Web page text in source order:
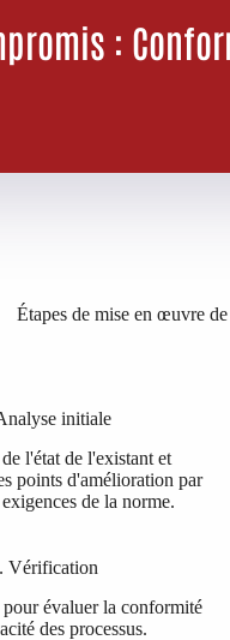
:
Étapes de mise en œuvre
initiale
l'état de l'existant et
points d'amélioration par
de la norme.
Vérification
évaluer la conformité
des processus.